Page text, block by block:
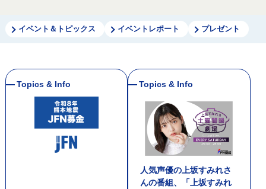
イベント＆トピックス イベントレポート プレゼント
人気声優の上坂すみれさ
んの番組、「上坂すみれ
SCHOOL OF LOCK!
23:55 - 24:00
JOEUマンスリーパワープレイ